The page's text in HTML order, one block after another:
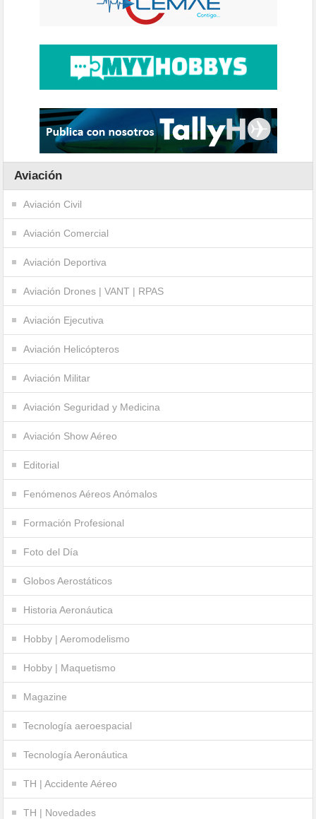
Aviación
Aviación Civil
Aviación Comercial
Aviación Deportiva
Aviación Drones | VANT | RPAS
Aviación Ejecutiva
Aviación Helicópteros
Aviación Militar
Aviación Seguridad y Medicina
Aviación Show Aéreo
Editorial
Fenómenos Aéreos Anómalos
Formación Profesional
Foto del Día
Globos Aerostáticos
Historia Aeronáutica
Hobby | Aeromodelismo
Hobby | Maquetismo
Magazine
Tecnología aeroespacial
Tecnología Aeronáutica
TH | Accidente Aéreo
TH | Novedades